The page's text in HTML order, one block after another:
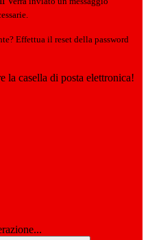
Effettua il reset della password
la casella di posta elettronica!